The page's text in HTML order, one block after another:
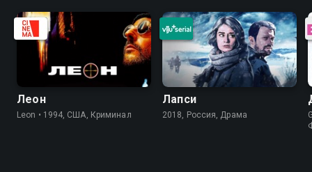
Леон
Leon • 1994, США, Криминал
Лапси
2018, Россия, Драма